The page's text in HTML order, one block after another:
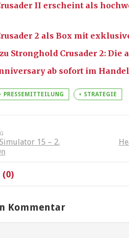
II erscheint als
2 als Box mit
Stronghold Crusader 2: Die
ab sofort im
PRESSEMITTEILUNG STRATEGIE
15 – 2.
(0)
Kommentar